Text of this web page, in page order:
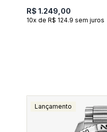
R$ 1.249,00
10x de R$ 124.9 sem juros
Lançamento